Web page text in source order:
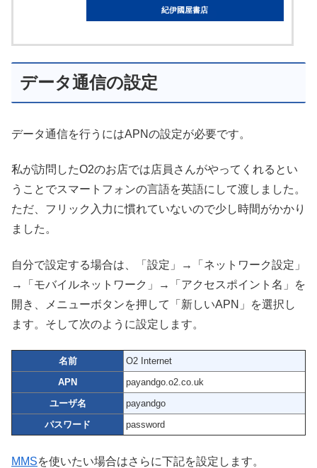
紀伊國屋書店
データ通信の設定
データ通信を行うにはAPNの設定が必要です。
私が訪問したO2のお店では店員さんがやってくれるとい
うことでスマートフォンの言語を英語にして渡しました。
ただ、フリック入力に慣れていないので少し時間がかかり
ました。
自分で設定する場合は、「設定」→「ネットワーク設定」
→「モバイルネットワーク」→「アクセスポイント名」を
開き、メニューボタンを押して「新しいAPN」を選択し
ます。そして次のように設定します。
名前
O2 Internet
APN
payandgo.o2.co.uk
ユーザ名
payandgo
パスワード
password
MMSを使いたい場合はさらに下記を設定します。